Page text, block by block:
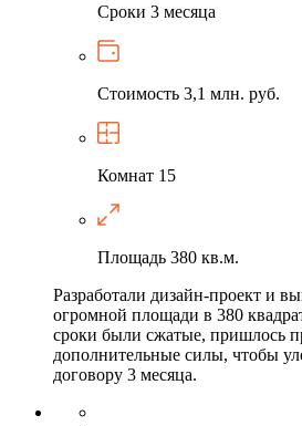
Сроки 3 месяца
Стоимость 3,1 млн. руб.
Комнат 15
Площадь 380 кв.м.
Разработали дизайн-проект и
огромной площади в 380
сроки были сжатые, пришлось
дополнительные силы, чтобы
договору 3 месяца.